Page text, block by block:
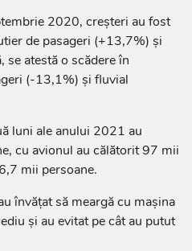
2020, creșteri au fost
de pasageri (+13,7%) și
atestă o scădere în
(-13,1%) și fluvial
luni ale anului 2021 au
cu avionul au călătorit 97 mii
mii persoane.
învățat să meargă cu mașina
și au evitat pe cât au putut